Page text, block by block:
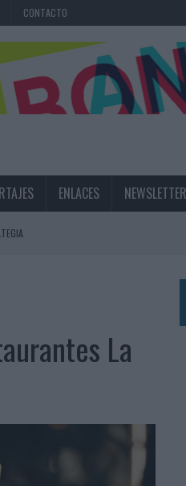
CONTACTO
ENLACES NEWSLETTER
La